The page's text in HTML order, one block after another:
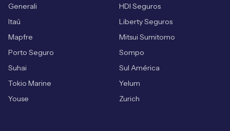
Generali
HDI Seguros
Itaú
Liberty Seguros
Mapfre
Mitsui Sumitomo
Porto Seguro
Sompo
Suhai
Sul América
Tokio Marine
Yelum
Youse
Zurich